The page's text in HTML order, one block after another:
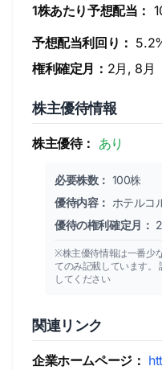
1株あたり予想配当：
予想配当利回り：
権利確定月： 2月, 8月
株主優待情報
株主優待： あり
必要株数： 100株
優待内容： ホテルコ
優待の権利確定月：
※株主優待情報は一番少
てのみ記載しています。
してください
関連リンク
企業ホームページ：